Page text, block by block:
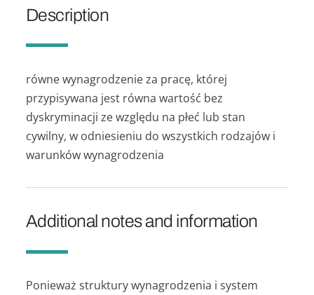
Description
równe wynagrodzenie za pracę, której
przypisywana jest równa wartość bez
dyskryminacji ze względu na płeć lub stan
cywilny, w odniesieniu do wszystkich rodzajów i
warunków wynagrodzenia
Additional notes and information
Ponieważ struktury wynagrodzenia i system